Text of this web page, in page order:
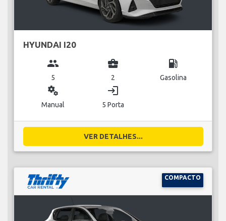
HYUNDAI I20
group
5
business_center
2
local_gas_station
Gasolina
miscellaneous_services
Manual
login
5 Porta
VER DETALHES...
COMPACTO